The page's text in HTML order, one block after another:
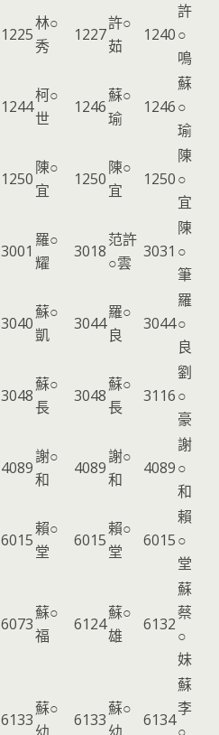
1225
林○
秀
1227
許○
茹
1240
許
○
鳴
1244
柯○
世
1246
蘇○
瑜
1246
蘇
○
瑜
1250
陳○
宜
1250
陳○
宜
1250
陳
○
宜
3001
羅○
耀
3018
范許
○雲
3031
陳
○
筆
3040
蘇○
凱
3044
羅○
良
3044
羅
○
良
3048
蘇○
長
3048
蘇○
長
3116
劉
○
豪
4089
謝○
和
4089
謝○
和
4089
謝
○
和
6015
賴○
堂
6015
賴○
堂
6015
賴
○
堂
6073
蘇○
福
6124
蘇○
雄
6132
蘇
蔡
○
妹
6133
蘇○
6133
蘇○
6134
蘇
李